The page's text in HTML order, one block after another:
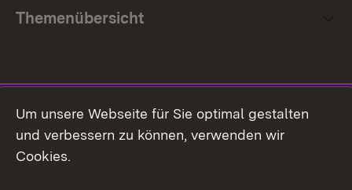
Themenübersicht
Facebook
Um unsere Webseite für Sie optimal gestalten
und verbessern zu können, verwenden wir
Cookies.